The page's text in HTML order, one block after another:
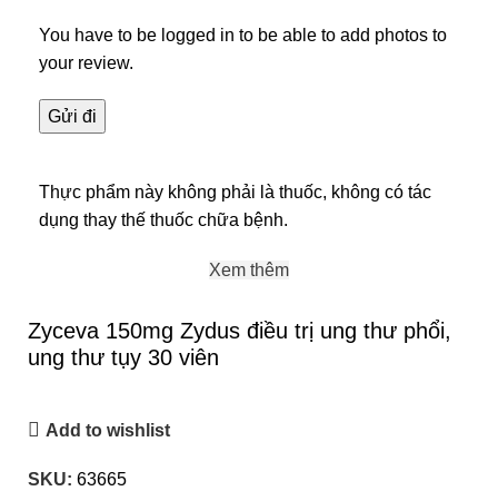
You have to be logged in to be able to add photos to
your review.
Thực phẩm này không phải là thuốc, không có tác
dụng thay thế thuốc chữa bệnh.
Xem thêm
Zyceva 150mg Zydus điều trị ung thư phổi,
ung thư tụy 30 viên
Add to wishlist
SKU: 63665